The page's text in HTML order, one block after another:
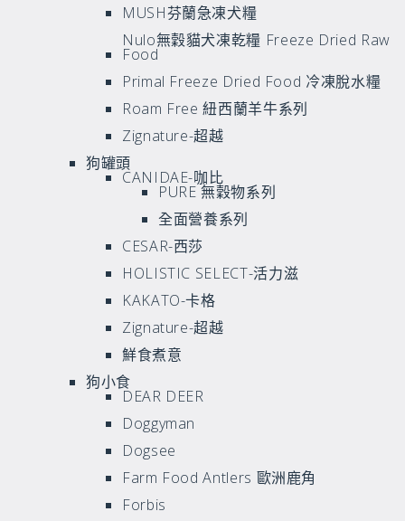
MUSH芬蘭急凍犬糧
Nulo無穀貓犬凍乾糧 Freeze Dried Raw
Food
Primal Freeze Dried Food 冷凍脫水糧
Roam Free 紐西蘭羊牛系列
Zignature-超越
狗罐頭
CANIDAE-咖比
PURE 無穀物系列
全面營養系列
CESAR-西莎
HOLISTIC SELECT-活力滋
KAKATO-卡格
Zignature-超越
鮮食煮意
狗小食
DEAR DEER
Doggyman
Dogsee
Farm Food Antlers 歐洲鹿角
Forbis